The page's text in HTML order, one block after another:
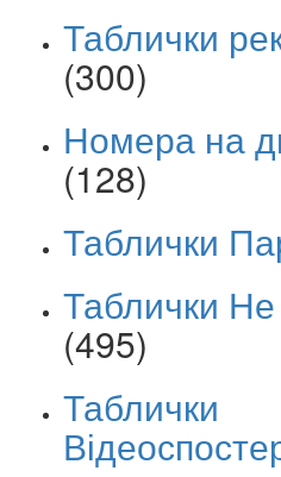
Таблички
(300)
Номера на
(128)
Таблички
Таблички Не
(495)
Таблички